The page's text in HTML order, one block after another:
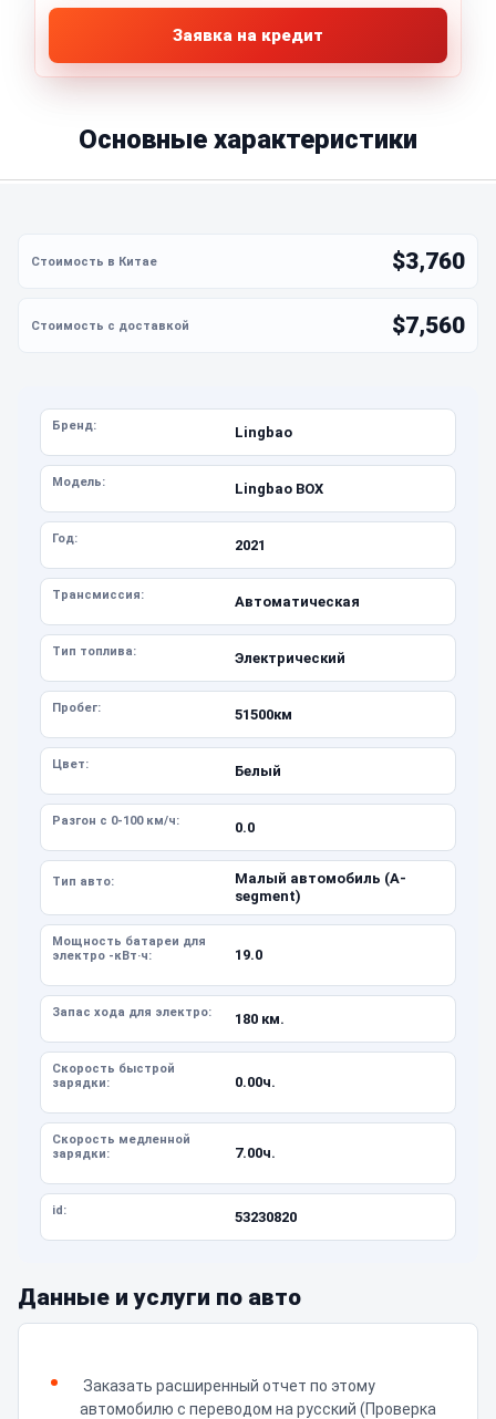
Заявка на кредит
Основные характеристики
$3,760
$7,560
Бренд: Lingbao
Модель: Lingbao BOX
Год: 2021
Трансмиссия: Автоматическая
Тип топлива: Электрический
Пробег: 51500км
Цвет: Белый
Разгон с 0-100 км/ч: 0.0
Тип авто:
Малый автомобиль (A-
segment)
Мощность батареи для
электро -кВт·ч:
19.0
Запас хода для электро: 180 км.
Скорость быстрой
зарядки:
0.00ч.
Скорость медленной
зарядки:
7.00ч.
id: 53230820
Данные и услуги по авто
Заказать расширенный отчет по этому
автомобилю с переводом на русский (Проверка